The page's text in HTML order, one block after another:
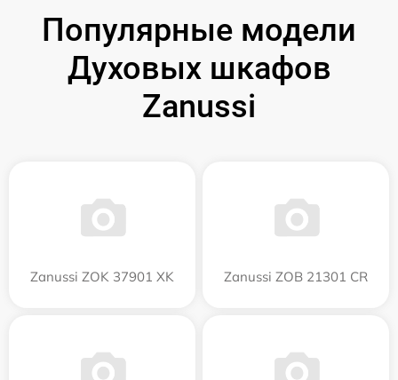
Популярные модели
Духовых шкафов
Zanussi
Zanussi ZOK 37901 XK Zanussi ZOB 21301 CR